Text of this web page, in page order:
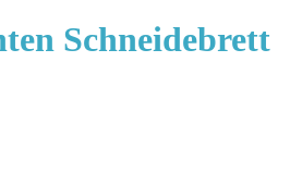
Schneidebrett